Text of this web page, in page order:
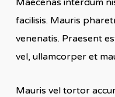
Maecenas interdum
facilisis. Mauris
venenatis. Praesent
vel, ullamcorper et
Mauris vel tortor